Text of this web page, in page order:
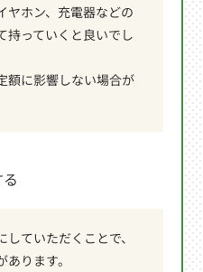
ヤホン、充電器などの
持っていくと良いでし
額に影響しない場合が
ていただくことで、
ります。